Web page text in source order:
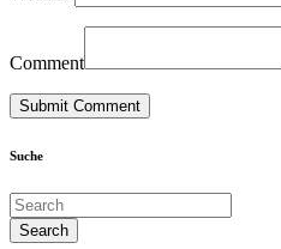
Comment
Suche